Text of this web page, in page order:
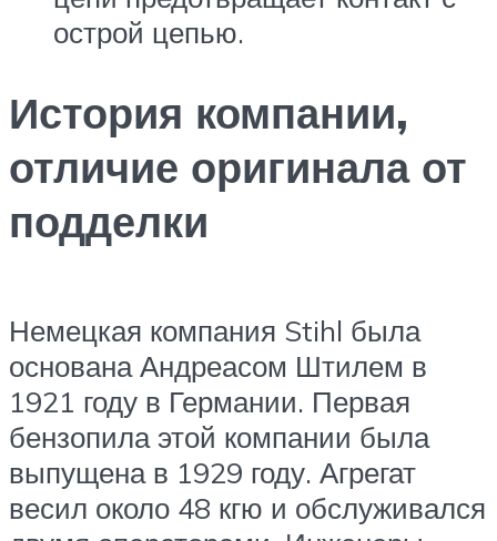
острой цепью.
История компании,
отличие оригинала от
подделки
Немецкая компания Stihl была
основана Андреасом Штилем в
1921 году в Германии. Первая
бензопила этой компании была
выпущена в 1929 году. Агрегат
весил около 48 кгю и обслуживался